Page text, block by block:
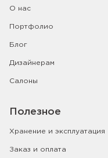
О нас
Портфолио
Блог
Дизайнерам
Салоны
Полезное
Хранение и эксплуатация
Заказ и оплата